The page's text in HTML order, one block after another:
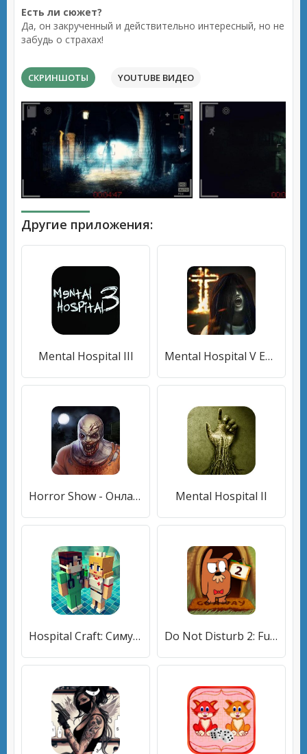
Есть ли сюжет?
Да, он закрученный и действительно интересный, но не
забудь о страхах!
СКРИНШОТЫ YOUTUBE ВИДЕО
Другие приложения:
Mental Hospital III Mental Hospital V Epic Creepy & Scary Horror Game
Horror Show - Онлайн хоррор на выживание Mental Hospital II
Hospital Craft: Симулятор и Построение Больницы Do Not Disturb 2: Funny Games